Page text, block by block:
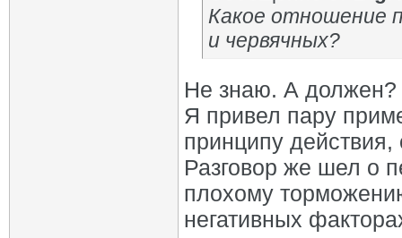
Какое отношение
и червячных?
Не знаю. А должен?
Я привел пару
принципу
Разговор же шел о
плохому
негативных